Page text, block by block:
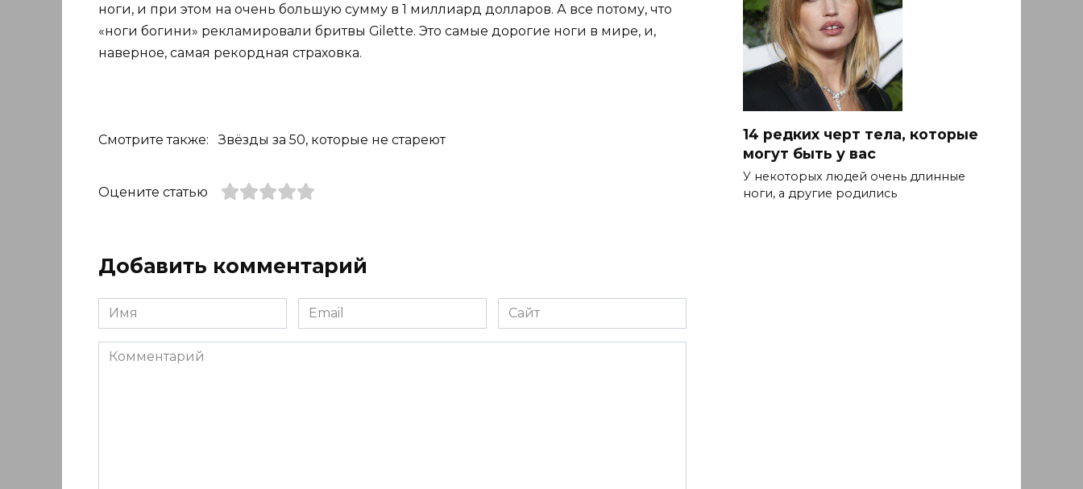
ноги, и при этом на очень большую сумму в 1 миллиард долларов. А все потому, что
«ноги богини» рекламировали бритвы Gilette. Это самые дорогие ноги в мире, и,
наверное, самая рекордная страховка.
Смотрите также: Звёзды за 50, которые не стареют
Оцените статью
Добавить комментарий
Имя
*
Email
*
Сайт
Комментарий
14 редких черт тела, которые
могут быть у вас
У некоторых людей очень длинные
ноги, а другие родились